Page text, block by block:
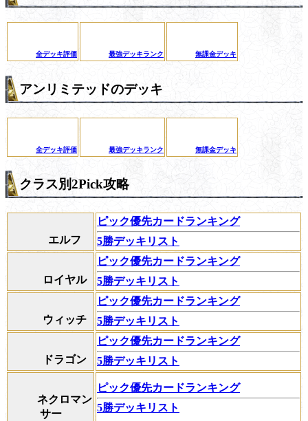
全デッキ評価 最強デッキランク 無課金デッキ
アンリミテッドのデッキ
全デッキ評価 最強デッキランク 無課金デッキ
クラス別2Pick攻略
エルフ
ピック優先カードランキング
5勝デッキリスト
ロイヤル
ピック優先カードランキング
5勝デッキリスト
ウィッチ
ピック優先カードランキング
5勝デッキリスト
ドラゴン
ピック優先カードランキング
5勝デッキリスト
ネクロマン
サー
ピック優先カードランキング
5勝デッキリスト